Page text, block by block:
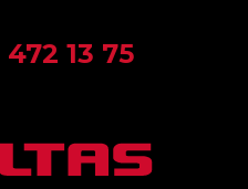
472 13 75